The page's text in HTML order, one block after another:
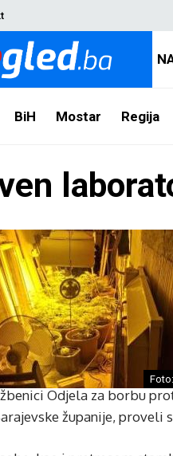
BiH Mostar Regija
Odjela za borbu
županije, proveli